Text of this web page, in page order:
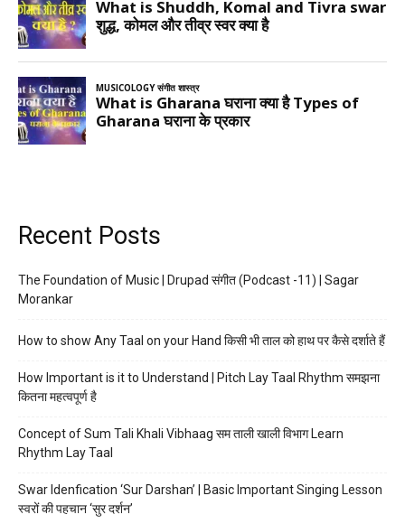
Recent Posts
The Foundation of Music | Drupad संगीत (Podcast -11) | Sagar
Morankar
How to show Any Taal on your Hand किसी भी ताल को हाथ पर कैसे दर्शाते हैं
How Important is it to Understand | Pitch Lay Taal Rhythm समझना
कितना महत्वपूर्ण है
Concept of Sum Tali Khali Vibhaag सम ताली खाली विभाग Learn
Rhythm Lay Taal
Swar Idenfication ‘Sur Darshan’ | Basic Important Singing Lesson
स्वरों की पहचान ‘सुर दर्शन’